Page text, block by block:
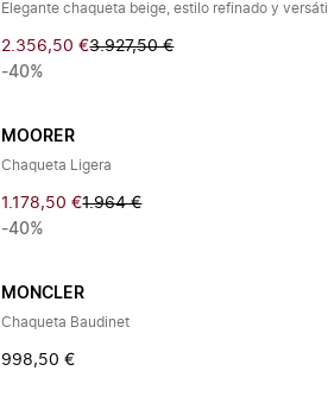
Elegante chaqueta beige, estilo refinado y versátil
2.356,50 €3.927,50 €
-40%
MOORER
Chaqueta Ligera
1.178,50 €1.964 €
-40%
MONCLER
Chaqueta Baudinet
998,50 €